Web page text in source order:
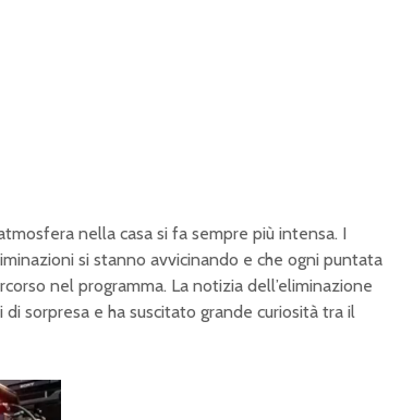
nella casa si fa sempre più intensa. I
si stanno avvicinando e che ogni puntata
nel programma. La notizia dell’eliminazione
sorpresa e ha suscitato grande curiosità tra il